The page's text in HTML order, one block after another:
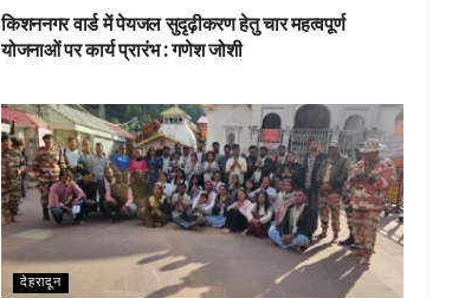
किशननगर वार्ड में पेयजल सुदृढ़ीकरण हेतु चार महत्वपूर्ण
योजनाओं पर कार्य प्रारंभ : गणेश जोशी
देहरादून